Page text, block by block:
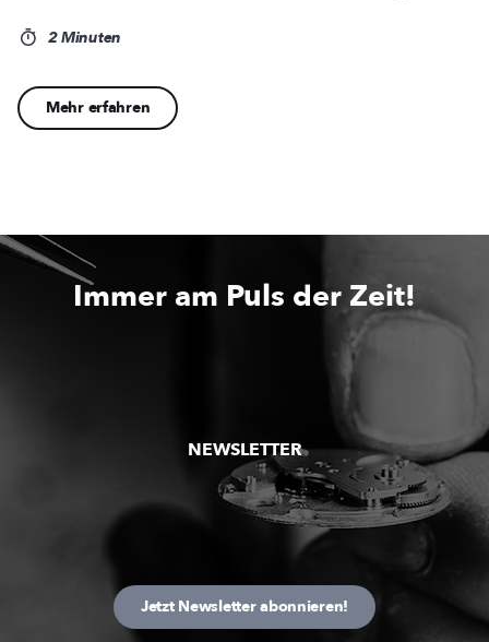
2 Minuten
Mehr erfahren
Immer am Puls der Zeit!
NEWSLETTER
Jetzt Newsletter abonnieren!